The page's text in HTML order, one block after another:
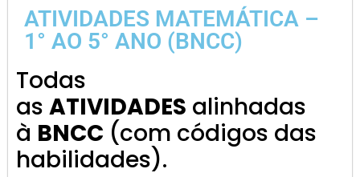
ATIVIDADES MATEMÁTICA –
1° AO 5° ANO (BNCC)
Todas
as ATIVIDADES alinhadas
à BNCC (com códigos das
habilidades).